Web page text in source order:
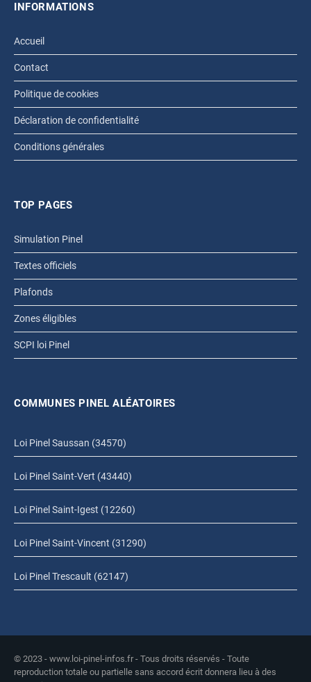
INFORMATIONS
Accueil
Contact
Politique de cookies
Déclaration de confidentialité
Conditions générales
TOP PAGES
Simulation Pinel
Textes officiels
Plafonds
Zones éligibles
SCPI loi Pinel
COMMUNES PINEL ALÉATOIRES
Loi Pinel Saussan (34570)
Loi Pinel Saint-Vert (43440)
Loi Pinel Saint-Igest (12260)
Loi Pinel Saint-Vincent (31290)
Loi Pinel Trescault (62147)
© 2023 - www.loi-pinel-infos.fr - Tous droits réservés - Toute
reproduction totale ou partielle sans accord écrit donnera lieu à des